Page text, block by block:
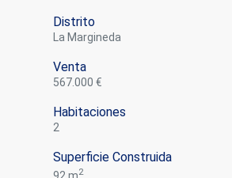
Distrito
La Margineda
Venta
567.000 €
Habitaciones
2
Superficie Construida
2